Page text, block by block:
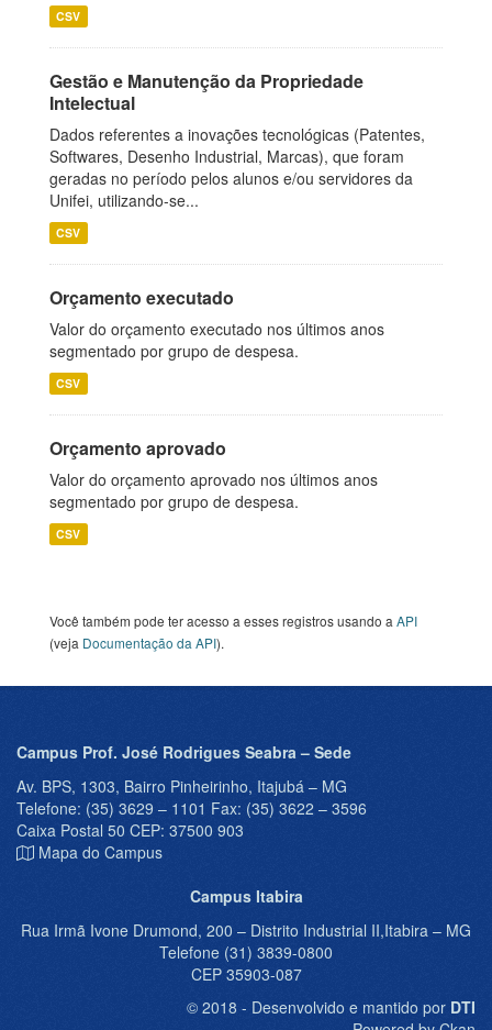
CSV
Gestão e Manutenção da Propriedade
Intelectual
Dados referentes a inovações tecnológicas (Patentes,
Softwares, Desenho Industrial, Marcas), que foram
geradas no período pelos alunos e/ou servidores da
Unifei, utilizando-se...
CSV
Orçamento executado
Valor do orçamento executado nos últimos anos
segmentado por grupo de despesa.
CSV
Orçamento aprovado
Valor do orçamento aprovado nos últimos anos
segmentado por grupo de despesa.
CSV
Você também pode ter acesso a esses registros usando a API
(veja Documentação da API).
Campus Prof. José Rodrigues Seabra – Sede
Av. BPS, 1303, Bairro Pinheirinho, Itajubá – MG
Telefone: (35) 3629 – 1101 Fax: (35) 3622 – 3596
Caixa Postal 50 CEP: 37500 903
Mapa do Campus
Campus Itabira
Rua Irmã Ivone Drumond, 200 – Distrito Industrial II,Itabira – MG
Telefone (31) 3839-0800
CEP 35903-087
© 2018 - Desenvolvido e mantido por DTI